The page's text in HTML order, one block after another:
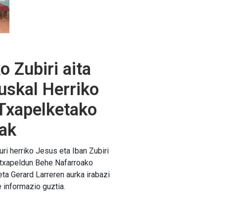
Zubiri aita
Herriko
herriko Jesus eta Iban Zubiri
Behe Nafarroako
Gerard Larreren aurka irabazi
informazio guztia.